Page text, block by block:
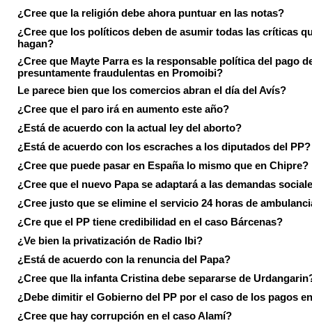
¿Cree que la religión debe ahora puntuar en las notas?
¿Cree que los políticos deben de asumir todas las críticas
hagan?
¿Cree que Mayte Parra es la responsable política del pago
presuntamente fraudulentas en Promoibi?
Le parece bien que los comercios abran el día del Avís?
¿Cree que el paro irá en aumento este año?
¿Está de acuerdo con la actual ley del aborto?
¿Está de acuerdo con los escraches a los diputados del PP?
¿Cree que puede pasar en España lo mismo que en Chipre?
¿Cree que el nuevo Papa se adaptará a las demandas
¿Cree justo que se elimine el servicio 24 horas de
¿Cre que el PP tiene credibilidad en el caso Bárcenas?
¿Ve bien la privatización de Radio Ibi?
¿Está de acuerdo con la renuncia del Papa?
¿Cree que lla infanta Cristina debe separarse de
¿Debe dimitir el Gobierno del PP por el caso de los pagos
¿Cree que hay corrupción en el caso Alamí?